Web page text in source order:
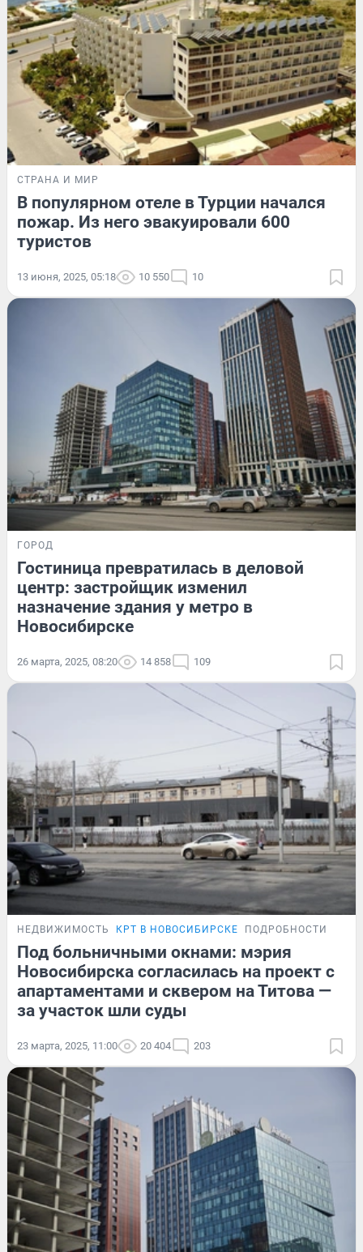
СТРАНА И МИР
В популярном отеле в Турции начался
пожар. Из него эвакуировали 600
туристов
13 июня, 2025, 05:18 10 550 10
ГОРОД
Гостиница превратилась в деловой
центр: застройщик изменил
назначение здания у метро в
Новосибирске
26 марта, 2025, 08:20 14 858 109
НЕДВИЖИМОСТЬ КРТ В НОВОСИБИРСКЕ ПОДРОБНОСТИ
Под больничными окнами: мэрия
Новосибирска согласилась на проект с
апартаментами и сквером на Титова —
за участок шли суды
23 марта, 2025, 11:00 20 404 203